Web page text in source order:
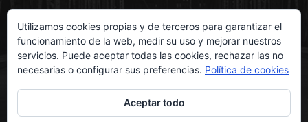
SÍGUENOS
Utilizamos cookies propias y de terceros para garantizar el
funcionamiento de la web, medir su uso y mejorar nuestros
servicios. Puede aceptar todas las cookies, rechazar las no
necesarias o configurar sus preferencias. Política de cookies
Aceptar todo